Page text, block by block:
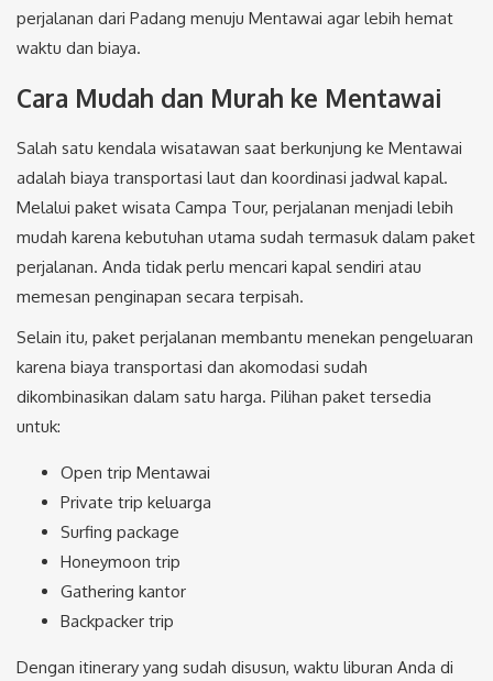
perjalanan dari Padang menuju Mentawai agar lebih hemat
waktu dan biaya.
Cara Mudah dan Murah ke Mentawai
Salah satu kendala wisatawan saat berkunjung ke Mentawai
adalah biaya transportasi laut dan koordinasi jadwal kapal.
Melalui paket wisata Campa Tour, perjalanan menjadi lebih
mudah karena kebutuhan utama sudah termasuk dalam paket
perjalanan. Anda tidak perlu mencari kapal sendiri atau
memesan penginapan secara terpisah.
Selain itu, paket perjalanan membantu menekan pengeluaran
karena biaya transportasi dan akomodasi sudah
dikombinasikan dalam satu harga. Pilihan paket tersedia
untuk:
Open trip Mentawai
Private trip keluarga
Surfing package
Honeymoon trip
Gathering kantor
Backpacker trip
Dengan itinerary yang sudah disusun, waktu liburan Anda di